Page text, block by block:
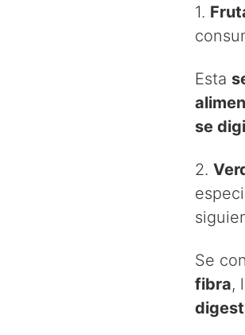
1.
Esta
se
2.
Se
fibra,